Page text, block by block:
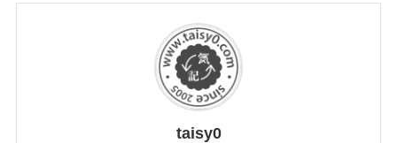
taisy0